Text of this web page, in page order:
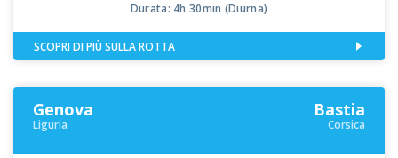
Durata: 4h 30min (Diurna)
SCOPRI DI PIÙ SULLA ROTTA
Genova
Liguria
Bastia
Corsica